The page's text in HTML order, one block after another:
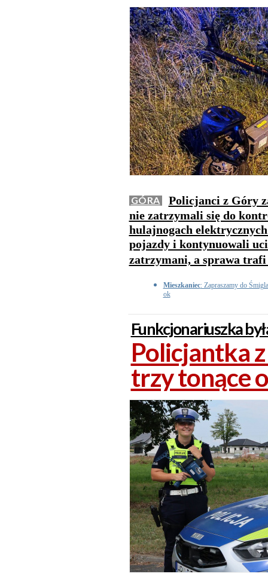
GÓRA
Policjanci z Góry
nie zatrzymali się do
hulajnogach
pojazdy i kontynuowali
zatrzymani, a sprawa trafi
Mieszkaniec: Zapraszamy do
ok
Funkcjonariuszka
Policjantka
trzy tonące